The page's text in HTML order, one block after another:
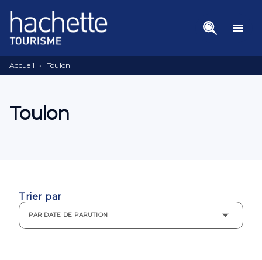
Menu Recherche
Pied De Page
menu
Accueil • Toulon
Toulon
Trier par
PAR DATE DE PARUTION